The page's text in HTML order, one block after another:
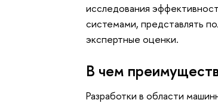
исследования
системами, представлять
экспертные оценки.
В чем
Разработки в области